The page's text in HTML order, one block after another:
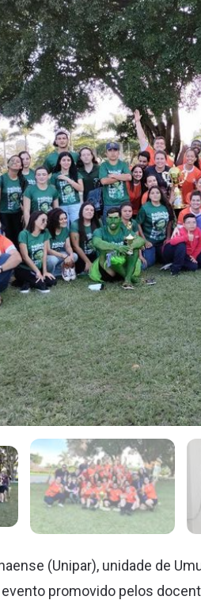
(Unipar), unidade de
evento promovido pelos